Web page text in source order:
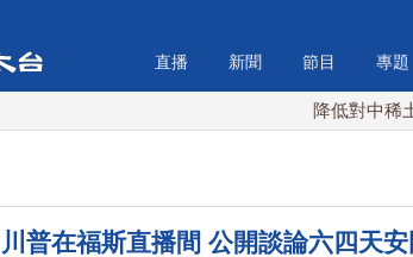
直播 新聞 節目 專題
降低對中稀土依賴
川普在福斯直播間 公開談論六四天